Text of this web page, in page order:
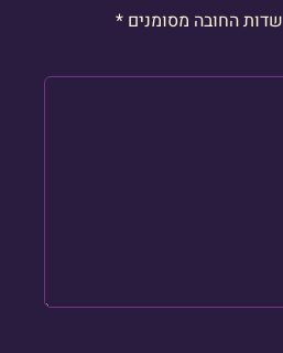
שדות החובה מסומנים *